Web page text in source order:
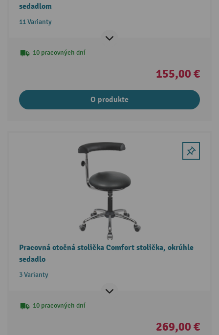
sedadlom
11 Varianty
10 pracovných dní
155,00 €
O produkte
Pracovná otočná stolička Comfort stolička, okrúhle
sedadlo
3 Varianty
10 pracovných dní
269,00 €